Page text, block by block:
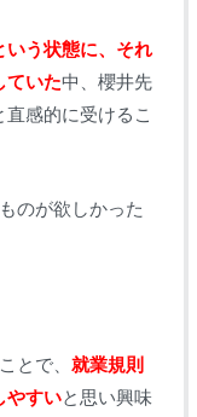
いう状態に、それ
ていた中、櫻井先
感的に受けるこ
のが欲しかった
とで、 就業規則
やすいと思い興味